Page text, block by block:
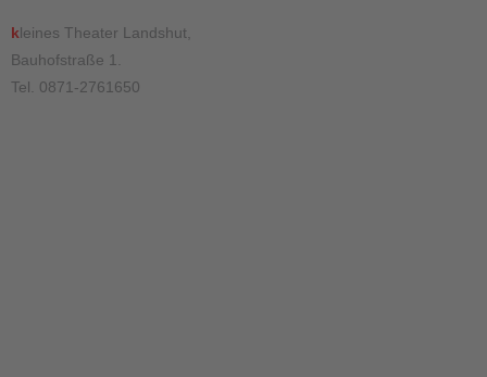
kleines Theater Landshut,
Bauhofstraße 1.
Tel. 0871-2761650